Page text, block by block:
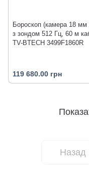
Бороскоп (камера 18 мм
з зондом 512 Гц, 60 м
TV-BTECH 3499F1860R
119 680.00 грн
Назад